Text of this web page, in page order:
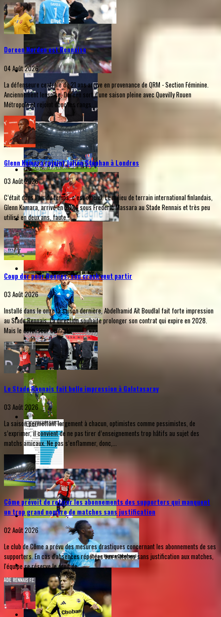
Doreen Norden est Rennaise
04 Août 2026
La défenseure centrale de 21 ans arrive en provenance de QRM - Section Féminine.
Anciennement lensoise, Doreen sort d'une saison pleine avec Quevilly Rouen
Métropole et rejoint donc les rangs...
Glenn Kamara rejoint Julien Stéphan à Londres
03 Août 2026
C’était dans l’air du temps, c’est officiel. Le milieu de terrain international finlandais,
Glenn Kamara, arrivé en 2024 sous Frederic Massara au Stade Rennais et très peu
utilisé en deux ans, faute...
Coup dur pour Rennes, son crack veut partir
03 Août 2026
Installé dans le onze la saison dernière, Abdelhamid Aït Boudlal fait forte impression
au Stade Rennais. La direction souhaite prolonger son contrat qui expire en 2028.
Mais le défenseur central...
Le Stade Rennais fait belle impression à Galatasaray
03 Août 2026
La saison permettant largement à chacun, optimistes comme pessimistes, de
s’exprimer, il convient de ne pas tirer d’enseignements trop hâtifs au sujet des
matchs amicaux. Ne pas s’enflammer, donc,...
Côme prévoit de retirer les abonnements des supporters qui manquent
un trop grand nombre de matches sans justification
02 Août 2026
Le club de Côme a prévu des mesures drastiques concernant les abonnements de ses
supporters. En cas d'absences répétées aux matches sans justification aux matches,
l'équipe se réserve le droit de...